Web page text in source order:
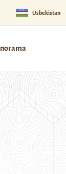
Usbekistan